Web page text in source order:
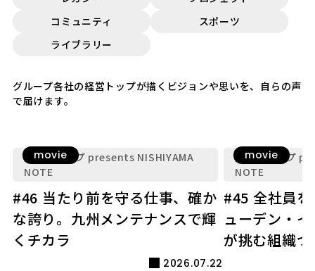
コミュニティ
スポーツ
ライブラリー
グループ各社の経営トップが描くビジョンや思いを、自らの声
で届けます。
movie
九電グループ presents NISHIYAMA
NOTE
#46 当たり前を守る仕事、確か
な誇り。九州メンテナンスで輝
くチカラ
2026.07.22
movie
九電グループ
NOTE
#45 全社員
ューデン・
が挑む組織